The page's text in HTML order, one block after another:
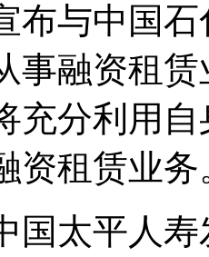
布与中国
事融资租
充分利用
资租赁业务
太平人寿